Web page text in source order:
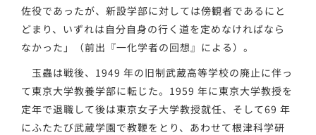
佐役であったが、新設学部に対しては傍観者であるにと
どまり、いずれは自分自身の行く道を定めなければなら
なかった」（前出『一化学者の回想』による）。
玉蟲は戦後、1949 年の旧制武蔵高等学校の廃止に伴っ
て東京大学教養学部に転じた。1959 年に東京大学教授を
定年で退職して後は東京女子大学教授就任、そして69 年
にふたたび武蔵学園で教鞭をとり、あわせて根津科学研